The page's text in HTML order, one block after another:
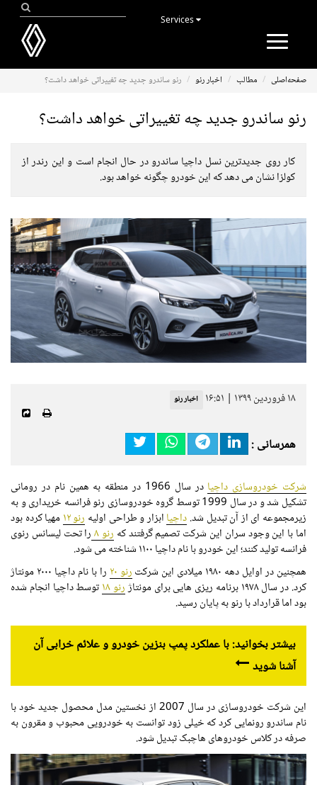
Toggle
صفحه‌اصلی مطالب اخبار رنو رنو ساندرو جدید چه تغییراتی خواهد داشت؟
رنو ساندرو جدید چه تغییراتی خواهد داشت؟
کار روی جدیدترین نسل داچیا ساندرو در حال انجام است و این رندر از
کولزا نشان می دهد که این خودرو چگونه خواهد بود.
۱۸ فروردین ۱۳۹۹ | ۱۶:۵۱ اخبار رنو
همرسانی :
شرکت خودروسازی داچیا
در سال 1966 در منطقه به همین نام در رومانی
تشکیل شد و در سال 1999 توسط گروه خودروسازی رنو فرانسه خریداری و به
زیرمجموعه ای از آن تبدیل شد.داچیاابزار و طراحی اولیه رنو ۱۲
مهیا کرده بود
اما با این وجود سران این شرکت تصمیم گرفتند که رنو ۸
را تحت لیسانس رنوی
فرانسه تولید کنند؛ این خودرو با نام داچیا ۱۱۰۰ شناخته می شود.
همچنین در اوایل دهه ۱۹۸۰ میلادی این شرکت
رنو ۲۰
را با نام داچیا ۲۰۰۰ مونتاژ
کرد. در سال ۱۹۷۸ برنامه ریزی هایی برای مونتاژ
رنو ۱۸
توسط داچیا انجام شده
بود اما قرارداد با رنو به پایان رسید.
بیشتر بخوانید: با عملکرد پمپ بنزین خودرو و علائم خرابی آن
آشنا شوید
این شرکت خودروسازی در سال 2007 از نخستین مدل محصول جدید خود با
نام ساندرو رونمایی کرد که خیلی زود توانست به خودرویی محبوب و مقرون به
صرفه در کلاس خودروهای هاچبک تبدیل شود.